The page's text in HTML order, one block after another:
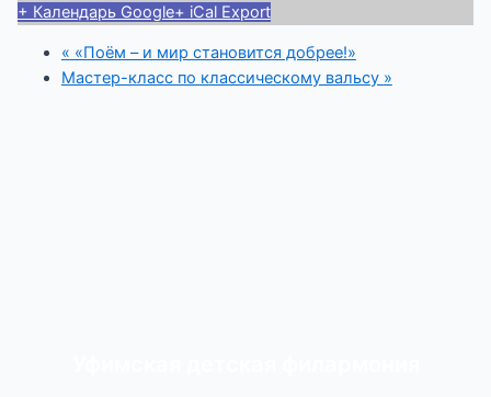
+ Календарь Google+ iCal Export
« «Поём – и мир становится добрее!»
Мастер-класс по классическому вальсу »